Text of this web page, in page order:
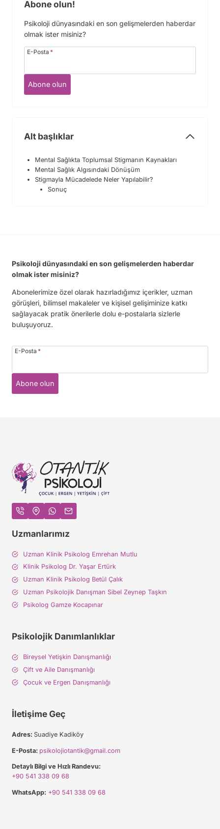
Abone olun!
Psikoloji dünyasındaki en son gelişmelerden haberdar
olmak ister misiniz?
E-Posta *
Abone olun
Alt başlıklar
Mental Sağlıkta Toplumsal Stigmanın Kaynakları
Mental Sağlık Algısındaki Dönüşüm
Stigmayla Mücadelede Neler Yapılabilir?
Sonuç
Psikoloji dünyasındaki en son gelişmelerden haberdar
olmak ister misiniz?
Abonelerimize özel olarak hazırladığımız içerikler, uzman
görüşleri, bilimsel makaleler ve kişisel gelişiminize katkı
sağlayacak pratik önerilerle dolu e-postalarla sizlerle
buluşuyoruz.
E-Posta *
Abone olun
Uzmanlarımız
Uzman Klinik Psikolog Emrehan Mutlu
Klinik Psikolog Dr. Yaşar Ertürk
Uzman Klinik Psikolog Betül Çalık
Uzman Psikolojik Danışman Sibel Zeynep Taşkın
Psikolog Gamze Kocapınar
Psikolojik Danımlanlıklar
Bireysel Yetişkin Danışmanlığı
Çift ve Aile Danışmanlığı
Çocuk ve Ergen Danışmanlığı
İletişime Geç
Adres: Suadiye Kadiköy
E-Posta: psikolojiotantik@gmail.com
Detaylı Bilgi ve Hızlı Randevu:
+90 541 338 09 68
WhatsApp: +90 541 338 09 68